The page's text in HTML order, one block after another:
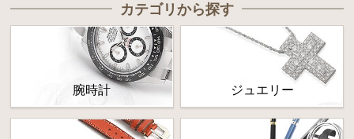
カテゴリから探す
腕時計 ジュエリー